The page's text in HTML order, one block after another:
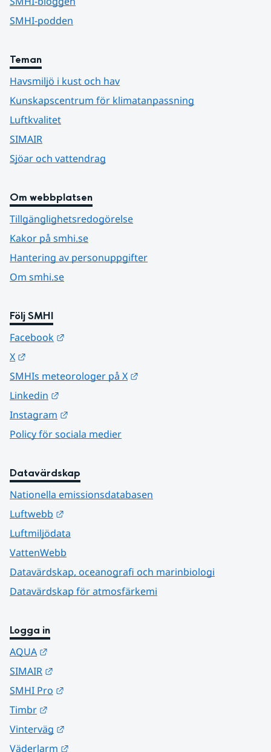
SMHI-podden
Teman
Havsmiljö i kust och hav
Kunskapscentrum för klimatanpassning
Luftkvalitet
SIMAIR
Sjöar och vattendrag
Om webbplatsen
Tillgänglighetsredogörelse
Kakor på smhi.se
Hantering av personuppgifter
Om smhi.se
Följ SMHI
Facebook
X
SMHIs meteorologer på X
Linkedin
Instagram
Policy för sociala medier
Datavärdskap
Nationella emissionsdatabasen
Luftwebb
Luftmiljödata
VattenWebb
Datavärdskap, oceanografi och marinbiologi
Datavärdskap för atmosfärkemi
Logga in
AQUA
SIMAIR
SMHI Pro
Timbr
Vinterväg
Väderlarm